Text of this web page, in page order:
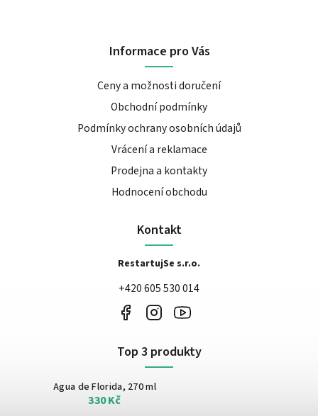
Informace pro Vás
Ceny a možnosti doručení
Obchodní podmínky
Podmínky ochrany osobních údajů
Vrácení a reklamace
Prodejna a kontakty
Hodnocení obchodu
Kontakt
RestartujSe s.r.o.
+420 605 530 014
Top 3 produkty
Agua de Florida, 270 ml
330 Kč